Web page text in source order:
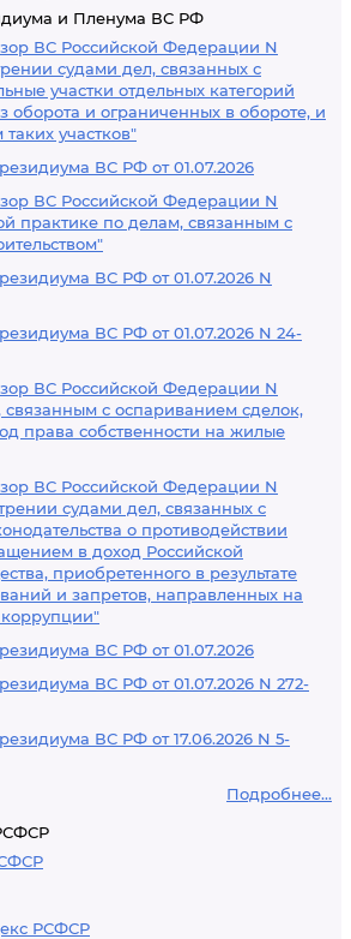
и Пленума ВС РФ
ВС Российской Федерации N
судами дел, связанных с
участки отдельных категорий
оборота и ограниченных в обороте, и
участков"
ВС РФ от 01.07.2026
ВС Российской Федерации N
практике по делам, связанным с
ВС РФ от 01.07.2026 N
ВС РФ от 01.07.2026 N 24-
ВС Российской Федерации N
связанным с оспариванием сделок,
права собственности на жилые
ВС Российской Федерации N
судами дел, связанных с
о противодействии
в доход Российской
приобретенного в результате
и запретов, направленных на
ВС РФ от 01.07.2026
ВС РФ от 01.07.2026 N 272-
ВС РФ от 17.06.2026 N 5-
Подробнее...
РСФСР